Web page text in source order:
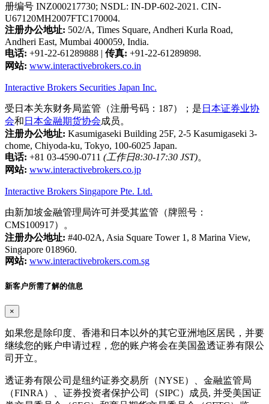
册编号 INZ000217730; NSDL: IN-DP-602-2021. CIN-
U67120MH2007FTC170004.
注册办公地址: 502/A, Times Square, Andheri Kurla Road,
Andheri East, Mumbai 400059, India.
电话: +91-22-61289888 | 传真: +91-22-61289898.
网站: www.interactivebrokers.co.in
Interactive Brokers Securities Japan Inc.
受日本关东财务局监管（注册号码：187）；是 日本证券业协
会和 日本金融期货协会成员。
注册办公地址: Kasumigaseki Building 25F, 2-5 Kasumigaseki 3-
chome, Chiyoda-ku, Tokyo, 100-6025 Japan.
电话: +81 03-4590-0711 (工作日8:30-17:30 JST)。
网站: www.interactivebrokers.co.jp
Interactive Brokers Singapore Pte. Ltd.
由新加坡金融管理局许可并受其监管（牌照号：
CMS100917）。
注册办公地址: #40-02A, Asia Square Tower 1, 8 Marina View,
Singapore 018960.
网站: www.interactivebrokers.com.sg
新客户所需了解的信息
×
如果您是除印度、香港和日本以外的其它亚洲地区居民，并要
继续您的账户申请过程，您的账户将会在美国盈透证券有限公
司开立。
透证劵有限公司是纽约证券交易所（NYSE）、金融监管局
（FINRA）、证券投资者保护公司（SIPC）成员, 并受美国证